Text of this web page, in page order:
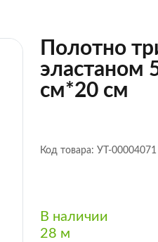
Полотно
эластаном
см*20 см
Код товара: УТ-00004071
В наличии
28 м